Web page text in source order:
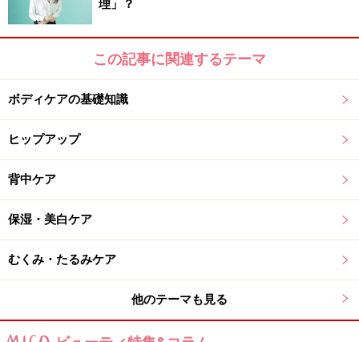
アルコールで元気がなくなる理由は、ビタ
アルコールでビタミンBが壊されてしまうことで、セロ
トニンが不足するだけではなく、さまざまな体の不調が
あらわれます。ビタミンBには、糖質や脂質を分解して
エネルギーに変えてくれる働きがありますが、B不足に
なると、エネルギーが作れなくなってやたら疲れやすく
ロリーがエネルギーに変換できず、そのまま脂肪へと変
わってしまって肥満につながります。また、粘膜をつく
ってくれるのもビタミンBなので、不足すると、口内炎
やニキビの原因になります。
お酒を飲むときには、必ずビタミンBを摂取するように
理」？
この記事に関連するテーマ
ボディケアの基礎知識
ヒップアップ
背中ケア
保湿・美白ケア
むくみ・たるみケア
他のテーマも見る